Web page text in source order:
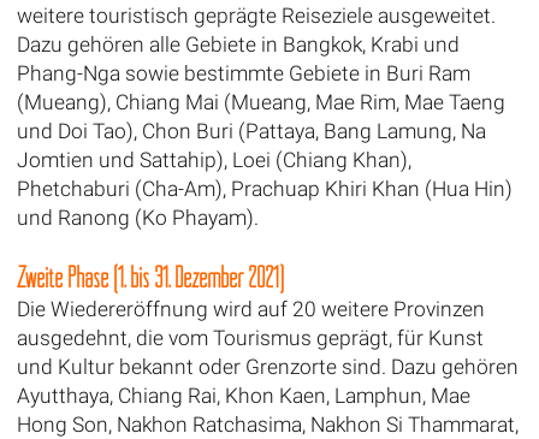
weitere touristisch geprägte Reiseziele ausgeweitet.
Dazu gehören alle Gebiete in Bangkok, Krabi und
Phang-Nga sowie bestimmte Gebiete in Buri Ram
(Mueang), Chiang Mai (Mueang, Mae Rim, Mae Taeng
und Doi Tao), Chon Buri (Pattaya, Bang Lamung, Na
Jomtien und Sattahip), Loei (Chiang Khan),
Phetchaburi (Cha-Am), Prachuap Khiri Khan (Hua Hin)
und Ranong (Ko Phayam).
Zweite Phase (1. bis 31. Dezember 2021)
Die Wiedereröffnung wird auf 20 weitere Provinzen
ausgedehnt, die vom Tourismus geprägt, für Kunst
und Kultur bekannt oder Grenzorte sind. Dazu gehören
Ayutthaya, Chiang Rai, Khon Kaen, Lamphun, Mae
Hong Son, Nakhon Ratchasima, Nakhon Si Thammarat,